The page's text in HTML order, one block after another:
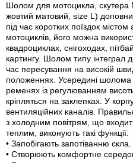
Шолом для мотоцикла, скутера
жовтий матовий, size L)
під час коротких поїздок
мотоциклів, його можна
квадроциклах, снігоходах,
картингу. Шолом типу інтеграл
час пересування на високій
положеннях. Усередині шолома
ременях із регулюванням
кріпляться на заклепках. У
вентиляційних каналів.
з холодним повітрям, що
теплим, виконують такі функції:
• Запобігають запотіванню скла.
• Створюють комфортне